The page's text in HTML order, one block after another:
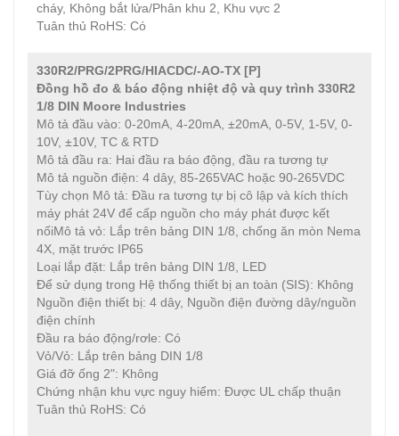
cháy, Không bắt lửa/Phân khu 2, Khu vực 2
Tuân thủ RoHS: Có
330R2/PRG/2PRG/HIACDC/-AO-TX [P]
Đồng hồ đo & báo động nhiệt độ và quy trình 330R2
1/8 DIN Moore Industries
Mô tả đầu vào: 0-20mA, 4-20mA, ±20mA, 0-5V, 1-5V, 0-
10V, ±10V, TC & RTD
Mô tả đầu ra: Hai đầu ra báo động, đầu ra tương tự
Mô tả nguồn điện: 4 dây, 85-265VAC hoặc 90-265VDC
Tùy chọn Mô tả: Đầu ra tương tự bị cô lập và kích thích
máy phát 24V để cấp nguồn cho máy phát được kết
nốiMô tả vỏ: Lắp trên bảng DIN 1/8, chống ăn mòn Nema
4X, mặt trước IP65
Loại lắp đặt: Lắp trên bảng DIN 1/8, LED
Để sử dụng trong Hệ thống thiết bị an toàn (SIS): Không
Nguồn điện thiết bị: 4 dây, Nguồn điện đường dây/nguồn
điện chính
Đầu ra báo động/rơle: Có
Vỏ/Vỏ: Lắp trên bảng DIN 1/8
Giá đỡ ống 2": Không
Chứng nhận khu vực nguy hiểm: Được UL chấp thuận
Tuân thủ RoHS: Có